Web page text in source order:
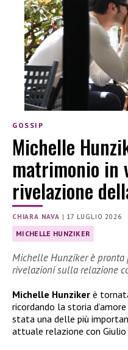
GOSSIP
Michelle
matrimonio in
rivelazione
CHIARA NAVA | 17 LUGLIO 2026
MICHELLE HUNZIKER
Michelle Hunziker è pronta
rivelazioni sulla relazione
Michelle Hunziker è
ricordando la storia
stata una delle più
attuale relazione con Giulio